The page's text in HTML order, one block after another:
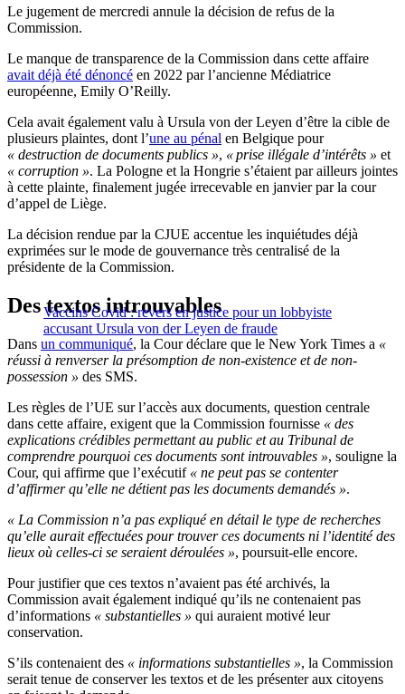
Le jugement de mercredi annule la décision de refus de la
Commission.
Le manque de transparence de la Commission dans cette affaire
avait déjà été dénoncé en 2022 par l’ancienne Médiatrice
européenne, Emily O’Reilly.
Cela avait également valu à Ursula von der Leyen d’être la cible de
plusieurs plaintes, dont l’une au pénal en Belgique pour
« destruction de documents publics », « prise illégale d’intérêts » et
« corruption ». La Pologne et la Hongrie s’étaient par ailleurs jointes
à cette plainte, finalement jugée irrecevable en janvier par la cour
d’appel de Liège.
La décision rendue par la CJUE accentue les inquiétudes déjà
exprimées sur le mode de gouvernance très centralisé de la
présidente de la Commission.
Vaccins Covid : revers en justice pour un lobbyiste
accusant Ursula von der Leyen de fraude
Des textos introuvables
Dans un communiqué, la Cour déclare que le New York Times a «
réussi à renverser la présomption de non-existence et de non-
possession » des SMS.
Les règles de l’UE sur l’accès aux documents, question centrale
dans cette affaire, exigent que la Commission fournisse « des
explications crédibles permettant au public et au Tribunal de
comprendre pourquoi ces documents sont introuvables », souligne la
Cour, qui affirme que l’exécutif « ne peut pas se contenter
d’affirmer qu’elle ne détient pas les documents demandés ».
« La Commission n’a pas expliqué en détail le type de recherches
qu’elle aurait effectuées pour trouver ces documents ni l’identité des
lieux où celles-ci se seraient déroulées », poursuit-elle encore.
Pour justifier que ces textos n’avaient pas été archivés, la
Commission avait également indiqué qu’ils ne contenaient pas
d’informations « substantielles » qui auraient motivé leur
conservation.
S’ils contenaient des « informations substantielles », la Commission
serait tenue de conserver les textos et de les présenter aux citoyens